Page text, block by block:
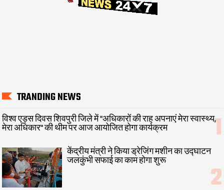
TRANDING NEWS
विश्व एड्स दिवस शिवपुरी जिले में "अधिकारों की राह अपनाएं मेरा स्वास्थ्य,
मेरा अधिकार" की थीम पर आज आयोजित होगा कार्यक्रम
केंद्रीय मंत्री ने किया ड्रेजिंग मशीन का उद्घाटन
जलकुंभी सफाई का काम होगा शुरू